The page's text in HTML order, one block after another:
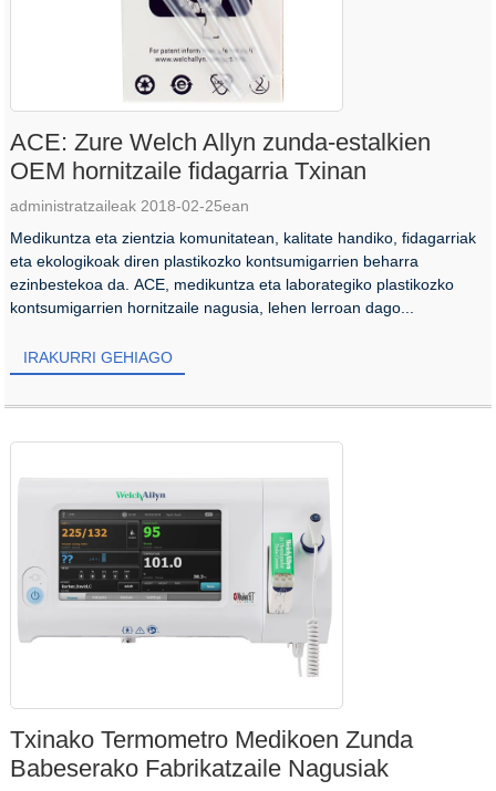
ACE: Zure Welch Allyn zunda-estalkien
OEM hornitzaile fidagarria Txinan
administratzaileak 2018-02-25ean
Medikuntza eta zientzia komunitatean, kalitate handiko, fidagarriak
eta ekologikoak diren plastikozko kontsumigarrien beharra
ezinbestekoa da. ACE, medikuntza eta laborategiko plastikozko
kontsumigarrien hornitzaile nagusia, lehen lerroan dago...
IRAKURRI GEHIAGO
Txinako Termometro Medikoen Zunda
Babeserako Fabrikatzaile Nagusiak